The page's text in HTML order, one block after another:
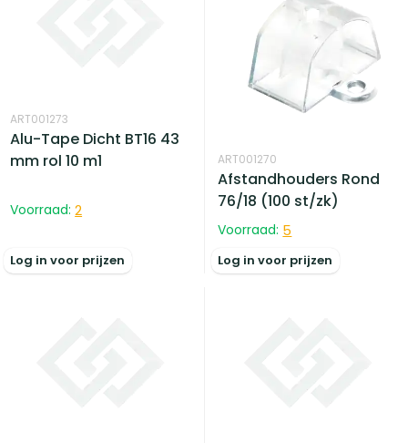
ART001273
Alu-Tape Dicht BT16 43
mm rol 10 m1
Voorraad: 2
Log in voor prijzen
ART001270
Afstandhouders Rond
76/18 (100 st/zk)
Voorraad: 5
Log in voor prijzen